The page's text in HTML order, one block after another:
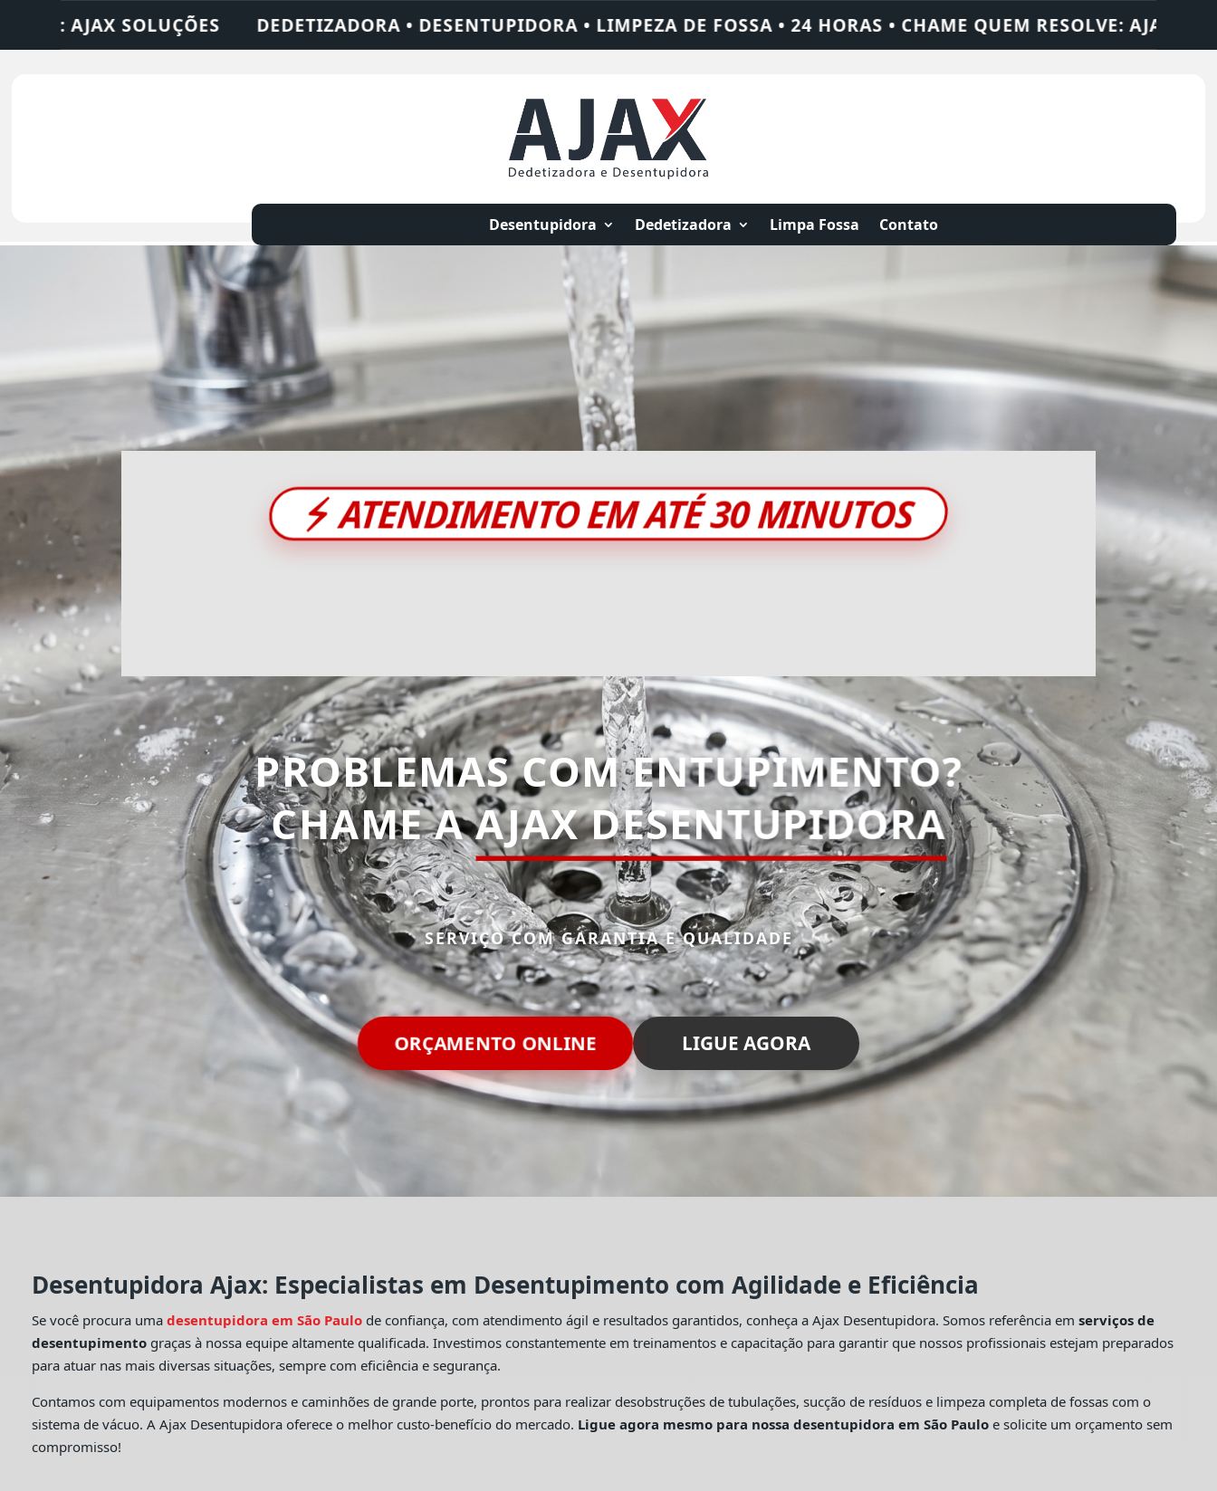
• DESENTUPIDORA • LIMPEZA DE FOSSA • 24 HORAS • CHAME QUEM RESOLVE: AJAX SOLUÇÕES DEDETIZADORA •
Desentupidora Dedetizadora Limpa Fossa Contato
⚡ATENDIMENTO EM ATÉ 30 MINUTOS
PROBLEMAS COM ENTUPIMENTO?
CHAME AAJAX DESENTUPIDORA
SERVIÇO COM GARANTIA E QUALIDADE
ORÇAMENTO ONLINE LIGUE AGORA
Desentupidora Ajax: Especialistas em Desentupimento com Agilidade e Eficiência
Se você procura uma desentupidora em São Paulo de confiança, com atendimento ágil e resultados garantidos, conheça a Ajax Desentupidora. Somos referência em serviços de
desentupimentograças à nossa equipe altamente qualificada. Investimos constantemente em treinamentos e capacitação para garantir que nossos profissionais estejam preparados
para atuar nas mais diversas situações, sempre com eficiência e segurança.
Contamos com equipamentos modernos e caminhões de grande porte, prontos para realizar desobstruções de tubulações, sucção de resíduos e limpeza completa de fossas com o
sistema de vácuo. A Ajax Desentupidora oferece o melhor custo-benefício do mercado. Ligue agora mesmo para nossa desentupidora em São Pauloe solicite um orçamento sem
compromisso!